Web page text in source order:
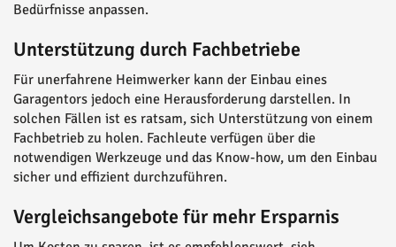
Bedürfnisse anpassen.
Unterstützung durch Fachbetriebe
Für unerfahrene Heimwerker kann der Einbau eines
Garagentors jedoch eine Herausforderung darstellen. In
solchen Fällen ist es ratsam, sich Unterstützung von einem
Fachbetrieb zu holen. Fachleute verfügen über die
notwendigen Werkzeuge und das Know-how, um den Einbau
sicher und effizient durchzuführen.
Vergleichsangebote für mehr Ersparnis